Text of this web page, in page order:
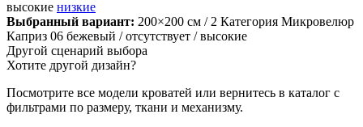
высокие низкие
Выбранный вариант: 200×200 см / 2 Категория Микровелюр
Каприз 06 бежевый / отсутствует / высокие
Другой сценарий выбора
Хотите другой дизайн?
Посмотрите все модели кроватей или вернитесь в каталог с
фильтрами по размеру, ткани и механизму.